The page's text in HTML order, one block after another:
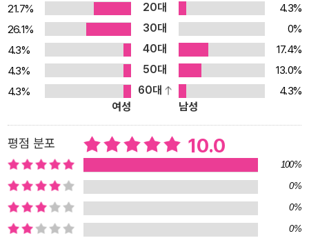
지에서 꼭 필요한 Info에서는 여행지의 물가와 여행지에 대한 근본적
인 정보, 여행계획을 더 쉽게 짤 수 있도록 도와주는 여행일정을 만드
는 방법을 알려줍니다. 고기를 잡을 수 있는 방법을 알려주어야 여행
계획이 잘 만들어지고 여행이 즐겁습니다. 여행 잡지처럼 Fun Fun한
여행정보를 구성하여 다양한 테마의 읽을거리와 잡지스러운 사진 구
성이 가이드북이라는 사실을 잊고 쉽게 읽을 수 있도록 만들었습니
다. 다양한 일정별·테마별·목적별 여행코스는 반드시 여행계획을 만
드는 방법을 알고 봐야 코스가 만들어지기 때문에 단순히 그대로 따
라가면 여행계획이 흐트러지므로 여행계획을 만들 수 있는 방법을 나
라마다 다른 특징으로 구성해 실었습니다. 여행 시 필요한 여행 정보
만을 담고 가이드북의 무게를 줄여서 실용적인 가이드북으로 태어나
도록 심혈을 기울여 만들어졌습니다. 지역별 교통 지도, 각 도시별 지
21.7%
20대
4.3%
26.1%
30대
0%
4.3%
40대
17.4%
4.3%
50대
13.0%
4.3%
60대
4.3%
여성
남성
평점 분포 10.0
100%
0%
0%
0%